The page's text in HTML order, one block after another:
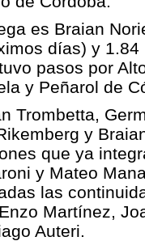
es Braian
días) y
pasos por
y Peñarol de
Trombetta,
y
que ya
y Mateo
las
Martínez,
Auteri.